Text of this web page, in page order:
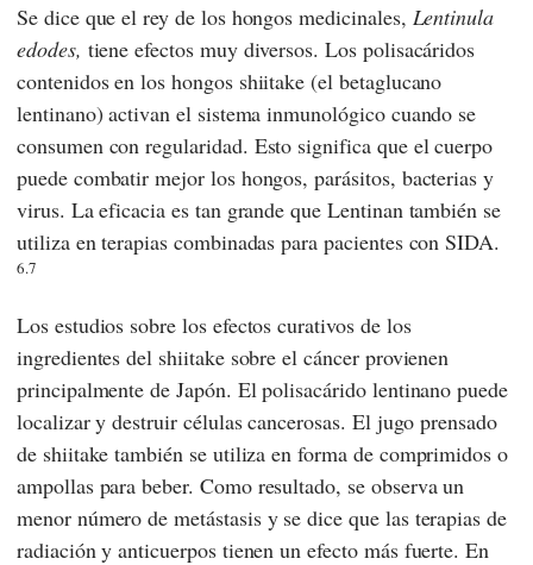
Se dice que el rey de los hongos medicinales, Lentinula
edodes, tiene efectos muy diversos. Los polisacáridos
contenidos en los hongos shiitake (el betaglucano
lentinano) activan el sistema inmunológico cuando se
consumen con regularidad. Esto significa que el cuerpo
puede combatir mejor los hongos, parásitos, bacterias y
virus. La eficacia es tan grande que Lentinan también se
utiliza en terapias combinadas para pacientes con SIDA.
6.7
Los estudios sobre los efectos curativos de los
ingredientes del shiitake sobre el cáncer provienen
principalmente de Japón. El polisacárido lentinano puede
localizar y destruir células cancerosas. El jugo prensado
de shiitake también se utiliza en forma de comprimidos o
ampollas para beber. Como resultado, se observa un
menor número de metástasis y se dice que las terapias de
radiación y anticuerpos tienen un efecto más fuerte. En